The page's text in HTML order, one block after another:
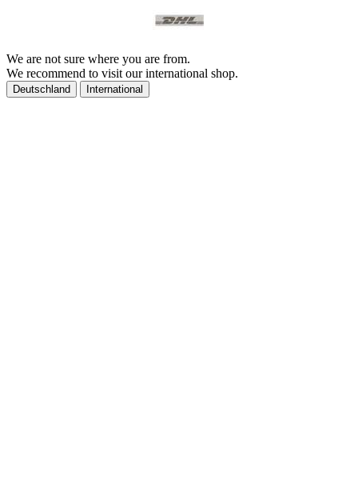
We are not sure where you are from.
We recommend to visit our international shop.
Deutschland International